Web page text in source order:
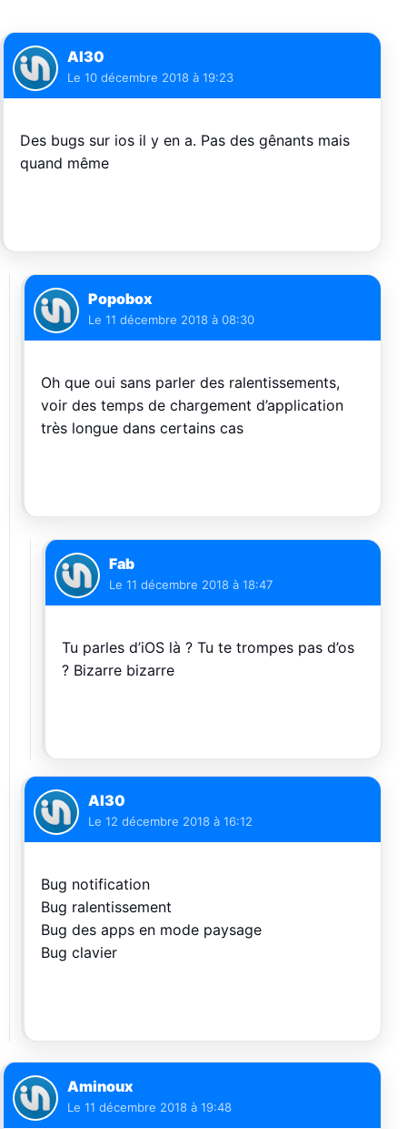
Al30
Le 10 décembre 2018 à 19:23
Des bugs sur ios il y en a. Pas des gênants mais
quand même
Popobox
Le 11 décembre 2018 à 08:30
Oh que oui sans parler des ralentissements,
voir des temps de chargement d’application
très longue dans certains cas
Fab
Le 11 décembre 2018 à 18:47
Tu parles d’iOS là ? Tu te trompes pas d’os
? Bizarre bizarre
Al30
Le 12 décembre 2018 à 16:12
Bug notification
Bug ralentissement
Bug des apps en mode paysage
Bug clavier
Aminoux
Le 11 décembre 2018 à 19:48